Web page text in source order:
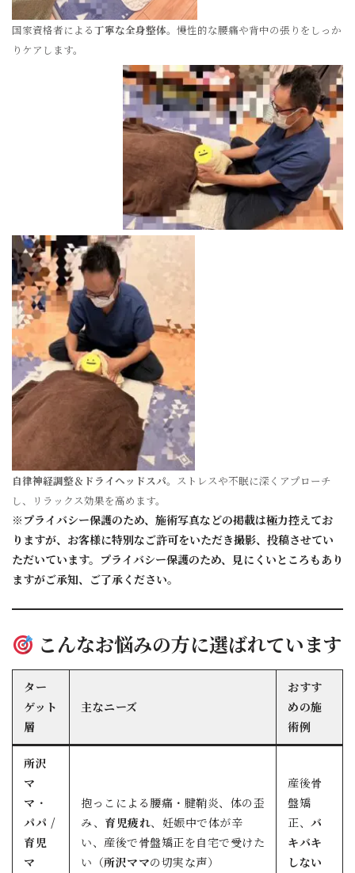
国家資格者による丁寧な全身整体。慢性的な腰痛や背中の張りをしっか
りケアします。
自律神経調整＆ドライヘッドスパ。ストレスや不眠に深くアプローチ
し、リラックス効果を高めます。
※プライバシー保護のため、施術写真などの掲載は極力控えてお
りますが、お客様に特別なご許可をいただき撮影、投稿させてい
ただいています。プライバシー保護のため、見にくいところもあり
ますがご承知、ご了承ください。
こんなお悩みの方に選ばれています
ター
ゲット
層
主なニーズ
おすす
めの施
術例
所沢
マ
マ ・
パパ /
育児
マ
抱っこによる腰痛・腱鞘炎、体の歪
み、 育児疲れ、妊娠中で体が辛
い、産後で骨盤矯正を自宅で受けた
い（所沢ママの切実な声）
産後骨
盤矯
正、 バ
キバキ
しない